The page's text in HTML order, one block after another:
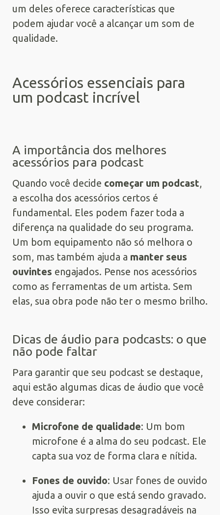
um deles oferece características que
podem ajudar você a alcançar um som de
qualidade.
Acessórios essenciais para
um podcast incrível
A importância dos melhores
acessórios para podcast
Quando você decide começar um podcast,
a escolha dos acessórios certos é
fundamental. Eles podem fazer toda a
diferença na qualidade do seu programa.
Um bom equipamento não só melhora o
som, mas também ajuda a manter seus
ouvintes engajados. Pense nos acessórios
como as ferramentas de um artista. Sem
elas, sua obra pode não ter o mesmo brilho.
Dicas de áudio para podcasts: o que
não pode faltar
Para garantir que seu podcast se destaque,
aqui estão algumas dicas de áudio que você
deve considerar:
Microfone de qualidade: Um bom
microfone é a alma do seu podcast. Ele
capta sua voz de forma clara e nítida.
Fones de ouvido: Usar fones de ouvido
ajuda a ouvir o que está sendo gravado.
Isso evita surpresas desagradáveis na